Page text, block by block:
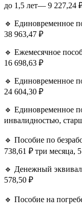
до 1,5 лет— 9 227,24
🔹 Единовременное
38 963,47 ₽
🔹 Ежемесячное
16 698,63 ₽
🔹 Единовременное
24 604,30 ₽
🔹 Единовременное
инвалидностью,
🔹 Пособие по
738,61 ₽ три месяца,
🔹 Денежный
578,50 ₽
🔹 Пособие на